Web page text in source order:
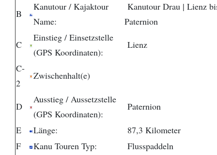
B
Kanutour / Kajaktour
Name:
Kanutour Drau | Lienz
Paternion
C
Einstieg / Einsetzstelle
(GPS Koordinaten):
Lienz
C-
2
Zwischenhalt(e)
D
Ausstieg / Aussetzstelle
(GPS Koordinaten):
Paternion
E Länge:
87,3 Kilometer
F
Kanu Touren Typ:
Flusspaddeln